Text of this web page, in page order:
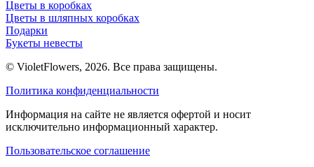
Цветы в коробках
Цветы в шляпных коробках
Подарки
Букеты невесты
© VioletFlowers, 2026. Все права защищены.
Политика конфиденциальности
Информация на сайте не является офертой и носит
исключительно информационный характер.
Пользовательское соглашение